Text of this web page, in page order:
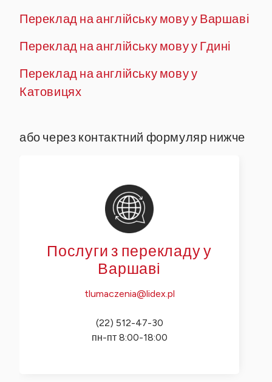
Переклад на англійську мову у Варшаві
Переклад на англійську мову у Гдині
Переклад на англійську мову у
Катовицях
або через контактний формуляр нижче
Послуги з перекладу у
Варшаві
tlumaczenia@lidex.pl
(22) 512-47-30
пн-пт 8:00-18:00